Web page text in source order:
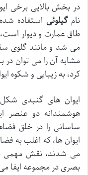
در بخش بالایی برخی
نامگیلوئی استفاده
طاق عمارت و دیوار
می شد و مانند گلوی
مشابه آن را می توان
کرد، به زیبایی و شکوه
ایوان های گنبدی شکل
هوشمندانه دو عنصر
ساسانی را در خلق
ایوان ها، که اغلب به
می شدند، نقش مهمی
بصری در مجموعه ایفا